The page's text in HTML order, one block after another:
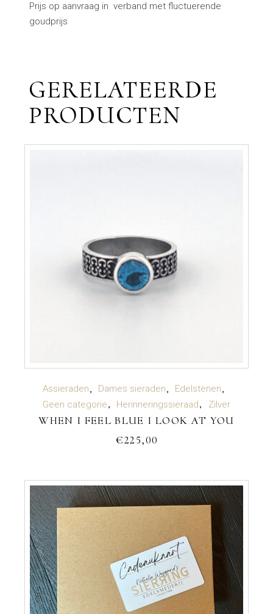
Prijs op aanvraag in verband met fluctuerende
goudprijs
GERELATEERDE
PRODUCTEN
TOEVOEGEN AAN WINKELWAGEN
Assieraden Dames sieraden
Edelstenen
Geen categorie
Herinneringssieraad Zilver
WHEN I FEEL BLUE I LOOK AT YOU
€225,00